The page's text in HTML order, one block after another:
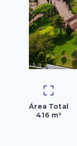
Área Total
416 m²